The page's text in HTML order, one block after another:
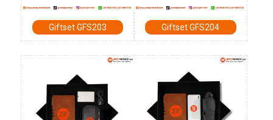
Giftset GFS203 Giftset GFS204